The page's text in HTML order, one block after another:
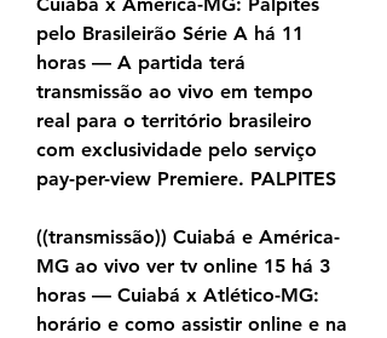
pelo Brasileirão Série A há 11
horas — A partida terá
transmissão ao vivo em tempo
real para o território brasileiro
com exclusividade pelo serviço
pay-per-view Premiere. PALPITES
((transmissão)) Cuiabá e América-
MG ao vivo ver tv online 15 há 3
horas — Cuiabá x Atlético-MG:
horário e como assistir online e na